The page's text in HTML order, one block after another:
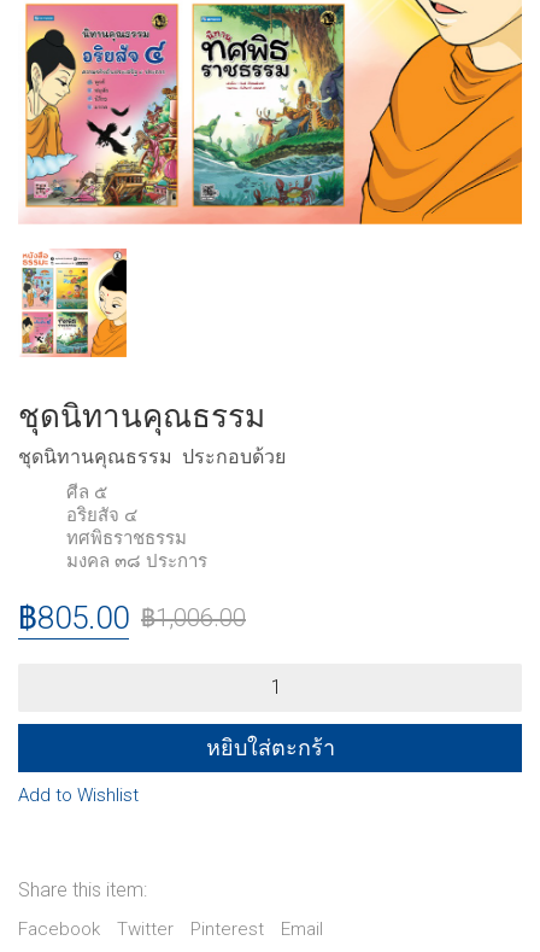
ชุดนิทานคุณธรรม
ชุดนิทานคุณธรรม ประกอบด้วย
ศีล ๕
อริยสัจ ๔
ทศพิธราชธรรม
มงคล ๓๘ ประการ
฿1,006.00
฿805.00
คุณธรรม
หยิบใส่ตะกร้า
Add to Wishlist
Share this item:
Facebook Twitter Pinterest Email